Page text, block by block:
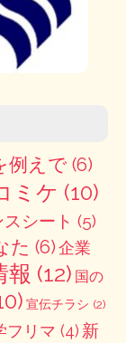
例えで (6)
ミケ (10)
シート (5)
た (6)企業
報 (12) 国の
宣伝チラシ (2)
フリマ (4) 新